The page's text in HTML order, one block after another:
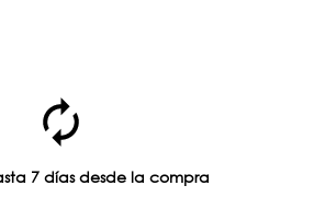
7 días desde la compra